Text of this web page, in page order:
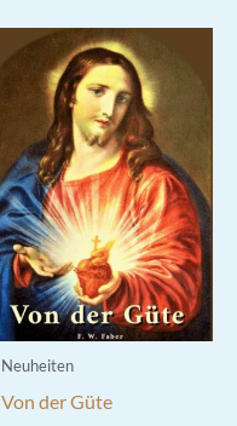
Neuheiten
Von der Güte